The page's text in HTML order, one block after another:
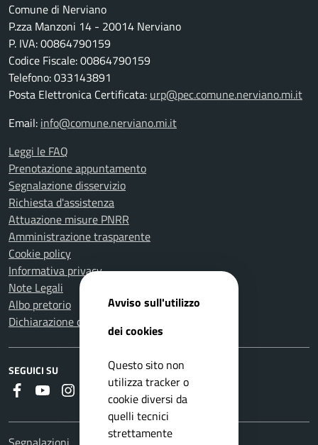
Comune di Nerviano
P.zza Manzoni 14 - 20014 Nerviano
P. IVA: 00864790159
Codice Fiscale: 00864790159
Telefono: 033143891
Posta Elettronica Certificata: urp@pec.comune.nerviano.mi.it
Email: info@comune.nerviano.mi.it
Leggi le FAQ
Prenotazione appuntamento
Segnalazione disservizio
Richiesta d'assistenza
Attuazione misure PNRR
Amministrazione trasparente
Cookie policy
Informativa privacy
Note Legali
Albo pretorio
Dichiarazione di accessibilità
SEGUICI SU
Faceboook
YoutubeInstagramWhatsapp
RSS
Avviso sull'utilizzo
dei cookies
Questo sito non
utilizza tracker o
cookie diversi da
quelli tecnici
strettamente